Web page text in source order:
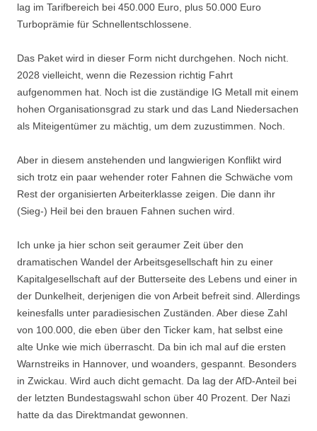
lag im Tarifbereich bei 450.000 Euro, plus 50.000 Euro
Turboprämie für Schnellentschlossene.
Das Paket wird in dieser Form nicht durchgehen. Noch nicht.
2028 vielleicht, wenn die Rezession richtig Fahrt
aufgenommen hat. Noch ist die zuständige IG Metall mit einem
hohen Organisationsgrad zu stark und das Land Niedersachen
als Miteigentümer zu mächtig, um dem zuzustimmen. Noch.
Aber in diesem anstehenden und langwierigen Konflikt wird
sich trotz ein paar wehender roter Fahnen die Schwäche vom
Rest der organisierten Arbeiterklasse zeigen. Die dann ihr
(Sieg-) Heil bei den brauen Fahnen suchen wird.
Ich unke ja hier schon seit geraumer Zeit über den
dramatischen Wandel der Arbeitsgesellschaft hin zu einer
Kapitalgesellschaft auf der Butterseite des Lebens und einer in
der Dunkelheit, derjenigen die von Arbeit befreit sind. Allerdings
keinesfalls unter paradiesischen Zuständen. Aber diese Zahl
von 100.000, die eben über den Ticker kam, hat selbst eine
alte Unke wie mich überrascht. Da bin ich mal auf die ersten
Warnstreiks in Hannover, und woanders, gespannt. Besonders
in Zwickau. Wird auch dicht gemacht. Da lag der AfD-Anteil bei
der letzten Bundestagswahl schon über 40 Prozent. Der Nazi
hatte da das Direktmandat gewonnen.